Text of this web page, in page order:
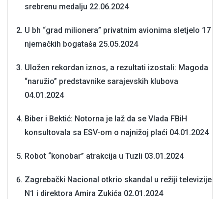
srebrenu medalju 22.06.2024
U bh “grad milionera” privatnim avionima sletjelo 17
njemačkih bogataša 25.05.2024
Uložen rekordan iznos, a rezultati izostali: Magoda
“naružio” predstavnike sarajevskih klubova
04.01.2024
Biber i Bektić: Notorna je laž da se Vlada FBiH
konsultovala sa ESV-om o najnižoj plaći 04.01.2024
Robot “konobar” atrakcija u Tuzli 03.01.2024
Zagrebački Nacional otkrio skandal u režiji televizije
N1 i direktora Amira Zukića 02.01.2024